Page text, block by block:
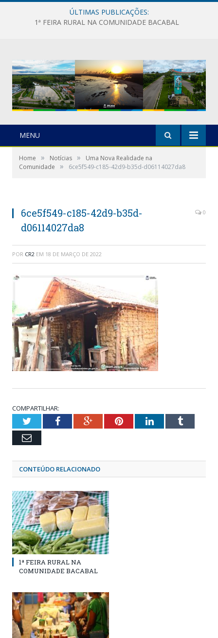
ÚLTIMAS PUBLICAÇÕES:
1ª FEIRA RURAL NA COMUNIDADE BACABAL
MENU
Home » Notícias »
Uma Nova Realidade na
Comunidade
» 6ce5f549-c185-42d9-b35d-d06114027da8
6ce5f549-c185-42d9-b35d-
d06114027da8
0
POR CR2 EM 18 DE MARÇO DE 2022
COMPARTILHAR:
TwitterFacebookGoogle+PinterestLinkedInTumblr
Email
CONTEÚDO RELACIONADO
1ª FEIRA RURAL NA
COMUNIDADE BACABAL